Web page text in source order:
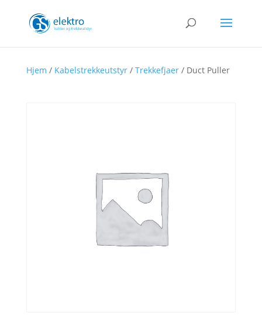
Hjem / Kabelstrekkeutstyr/ Trekkefjaer/ Duct Puller